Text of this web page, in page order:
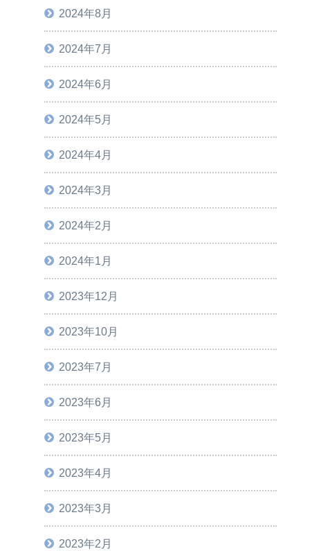
2024年8月
2024年7月
2024年6月
2024年5月
2024年4月
2024年3月
2024年2月
2024年1月
2023年12月
2023年10月
2023年7月
2023年6月
2023年5月
2023年4月
2023年3月
2023年2月